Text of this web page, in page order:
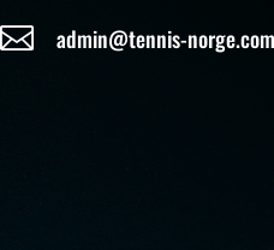
 admin@tennis-norge.com